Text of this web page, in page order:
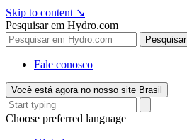
Skip to content ↘
Pesquisar em Hydro.com
Pesquisar
Fale conosco
Você está agora no nosso site Brasil
Choose preferred language